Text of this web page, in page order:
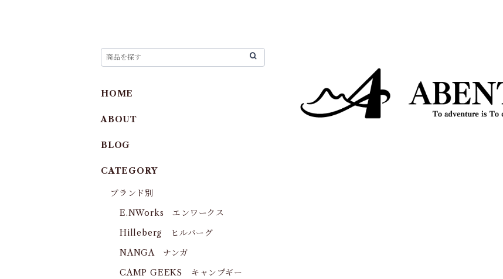
HOME
ABOUT
BLOG
CATEGORY
ブランド別
E.NWorks エンワークス
Hilleberg ヒルバーグ
NANGA ナンガ
CAMP GEEKS キャンプギー